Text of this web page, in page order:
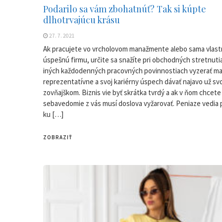
Podarilo sa vám zbohatnúť? Tak si kúpte
dlhotrvajúcu krásu
27. 7. 2021
Ak pracujete vo vrcholovom manažmente alebo sama
úspešnú firmu, určite sa snažíte pri obchodných
iných každodenných pracovných povinnostiach vyzerať
reprezentatívne a svoj kariérny úspech dávať najavo už
zovňajškom. Biznis vie byť skrátka tvrdý a ak v ňom
sebavedomie z vás musí doslova vyžarovať. Peniaze vedia
ku […]
ZOBRAZIŤ